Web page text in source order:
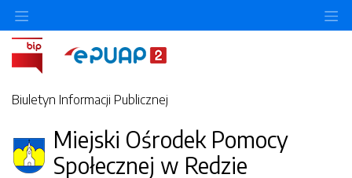
Biuletyn Informacji Publicznej
Miejski Ośrodek Pomocy
Społecznej w Redzie